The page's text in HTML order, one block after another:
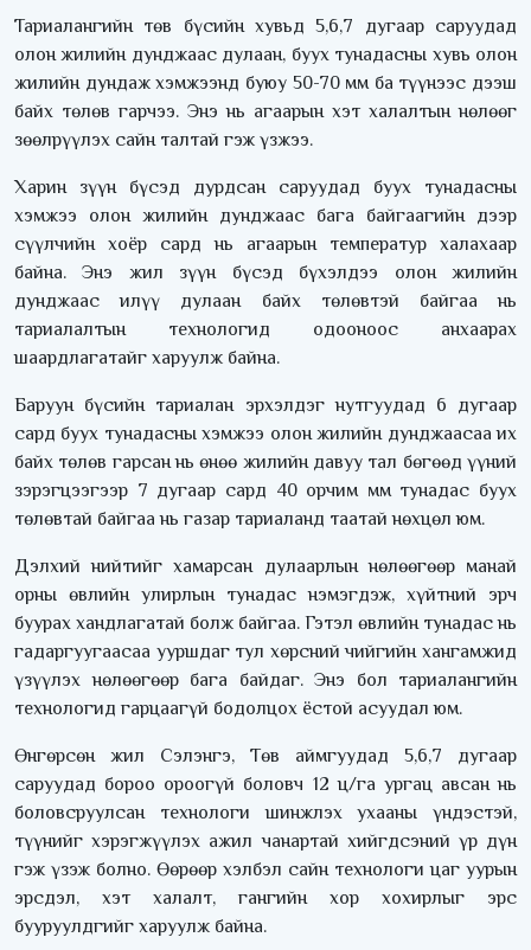
Тариалангийн төв бүсийн хувьд 5,6,7 дугаар саруудад
олон жилийн дунджаас дулаан, буух тунадасны хувь олон
жилийн дундаж хэмжээнд буюу 50-70 мм ба түүнээс дээш
байх төлөв гарчээ. Энэ нь агаарын хэт халалтын нөлөөг
зөөлрүүлэх сайн талтай гэж үзжээ.
Харин зүүн бүсэд дурдсан саруудад буух тунадасны
хэмжээ олон жилийн дунджаас бага байгаагийн дээр
сүүлчийн хоёр сард нь агаарын температур халахаар
байна. Энэ жил зүүн бүсэд бүхэлдээ олон жилийн
дунджаас илүү дулаан байх төлөвтэй байгаа нь
тариалалтын технологид одооноос анхаарах
шаардлагатайг харуулж байна.
Баруун бүсийн тариалан эрхэлдэг нутгуудад 6 дугаар
сард буух тунадасны хэмжээ олон жилийн дунджаасаа их
байх төлөв гарсан нь өнөө жилийн давуу тал бөгөөд үүний
зэрэгцээгээр 7 дугаар сард 40 орчим мм тунадас буух
төлөвтай байгаа нь газар тариаланд таатай нөхцөл юм.
Дэлхий нийтийг хамарсан дулаарлын нөлөөгөөр манай
орны өвлийн улирлын тунадас нэмэгдэж, хүйтний эрч
буурах хандлагатай болж байгаа. Гэтэл өвлийн тунадас нь
гадаргуугаасаа ууршдаг тул хөрсний чийгийн хангамжид
үзүүлэх нөлөөгөөр бага байдаг. Энэ бол тариалангийн
технологид гарцаагүй бодолцох ёстой асуудал юм.
Өнгөрсөн жил Сэлэнгэ, Төв аймгуудад 5,6,7 дугаар
саруудад бороо ороогүй боловч 12 ц/га ургац авсан нь
боловсруулсан технологи шинжлэх ухааны үндэстэй,
түүнийг хэрэгжүүлэх ажил чанартай хийгдсэний үр дүн
гэж үзэж болно. Өөрөөр хэлбэл сайн технологи цаг уурын
эрсдэл, хэт халалт, гангийн хор хохирлыг эрс
бууруулдгийг харуулж байна.